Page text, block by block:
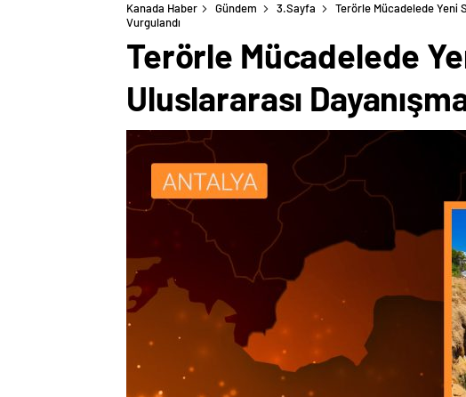
Kanada Haber Gündem 3.Sayfa
Terörle Mücadelede Yeni
Vurgulandı
Terörle Mücadelede
Uluslararası